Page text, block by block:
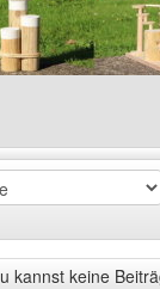
Lucys-
kannst keine